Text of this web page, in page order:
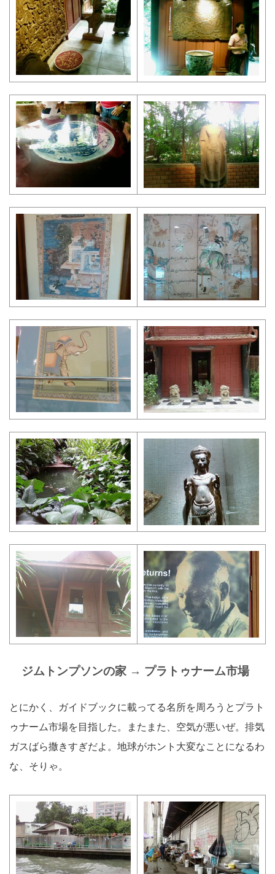
ジムトンプソンの家 → プラトゥナーム市場
とにかく、ガイドブックに載ってる名所を周ろうとプラト
ゥナーム市場を目指した。またまた、空気が悪いぜ。排気
ガスばら撒きすぎだよ。地球がホント大変なことになるわ
な、そりゃ。